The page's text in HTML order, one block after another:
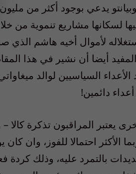
يدعي بوجود أكثر من
لسكانها مشاريع تنموية
لأموال أخيه هاشم
أيضا أن نشير في هذا
الأعداء السياسيين لوالد
دائمين!
يعتبر المراقبون تذكرة كالا –
الأكثر احتمالا للفوز، وان
بالتمرد عليه، وذلك